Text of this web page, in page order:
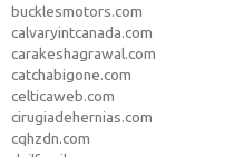
bucklesmotors.com
calvaryintcanada.com
carakeshagrawal.com
catchabigone.com
celticaweb.com
cirugiadehernias.com
cqhzdn.com